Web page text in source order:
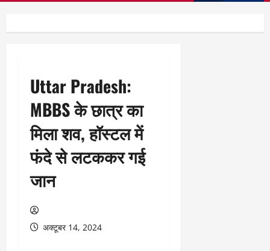
Uttar Pradesh:
MBBS के छात्र का
मिला शव, हॉस्टल में
फंदे से लटककर गई
जान
अक्टूबर 14, 2024